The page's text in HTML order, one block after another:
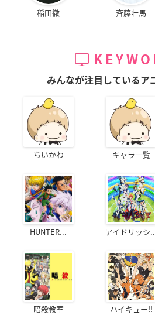
稲田徹 斉藤壮馬
みんなが注目しているア
ちいかわ キャラ一覧
HUNTER... アイドリッシ
暗殺教室 ハイキュー!!